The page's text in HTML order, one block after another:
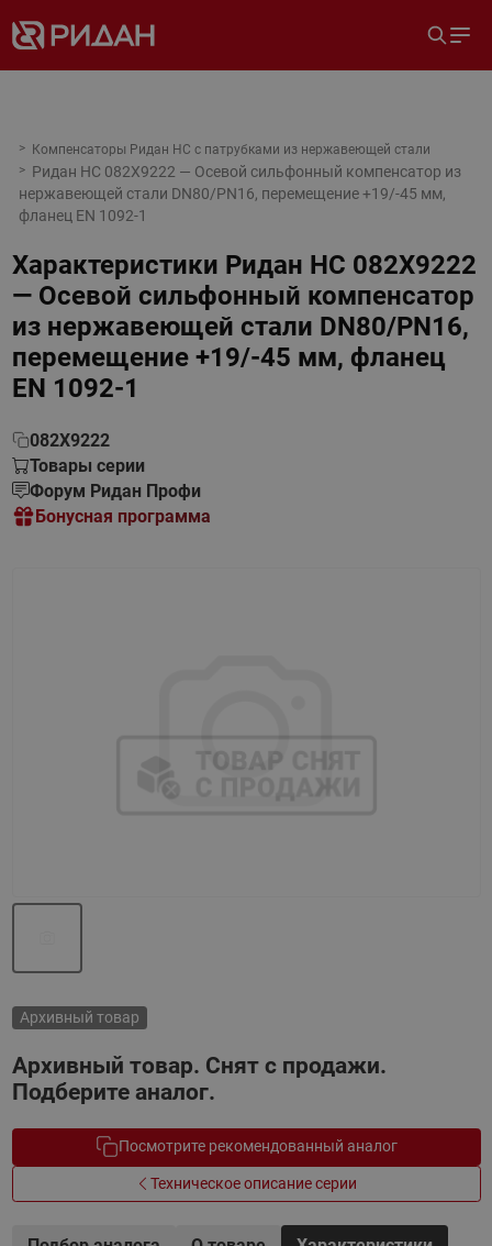
Компенсаторы Ридан НС с патрубками из нержавеющей стали
Ридан НС 082X9222 — Осевой сильфонный компенсатор из
нержавеющей стали DN80/PN16, перемещение +19/-45 мм,
фланец EN 1092-1
Характеристики Ридан НС 082X9222
— Осевой сильфонный компенсатор
из нержавеющей стали DN80/PN16,
перемещение +19/-45 мм, фланец
EN 1092-1
082X9222
Товары серии
Форум Ридан Профи
Бонусная программа
Архивный товар
Архивный товар. Снят с продажи.
Подберите аналог.
Посмотрите рекомендованный аналог
Техническое описание серии